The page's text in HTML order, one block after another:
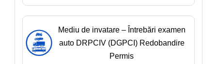
Mediu de invatare – Întrebări examen
auto DRPCIV (DGPCI) Redobandire
Permis